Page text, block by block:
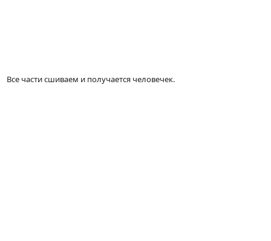
Все части сшиваем и получается человечек.